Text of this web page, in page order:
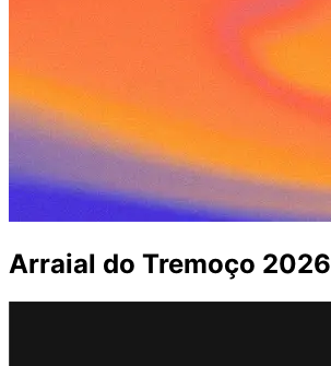
Arraial do Tremoço 2026